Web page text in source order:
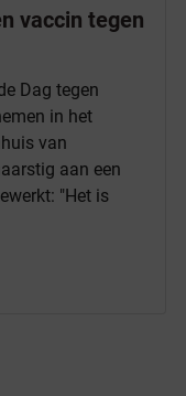
vaccin tegen
Dag tegen
in het
van
aan een
"Het is